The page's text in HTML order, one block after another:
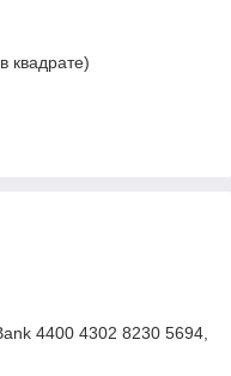
квадрате)
4400 4302 8230 5694,